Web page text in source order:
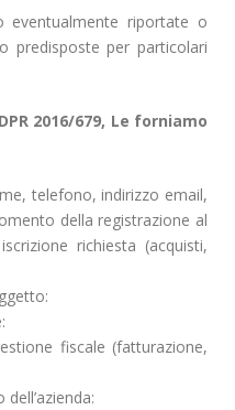
eventualmente riportate o
predisposte per particolari
2016/679, Le forniamo
telefono, indirizzo email,
della registrazione al
richiesta (acquisti,
fiscale (fatturazione,